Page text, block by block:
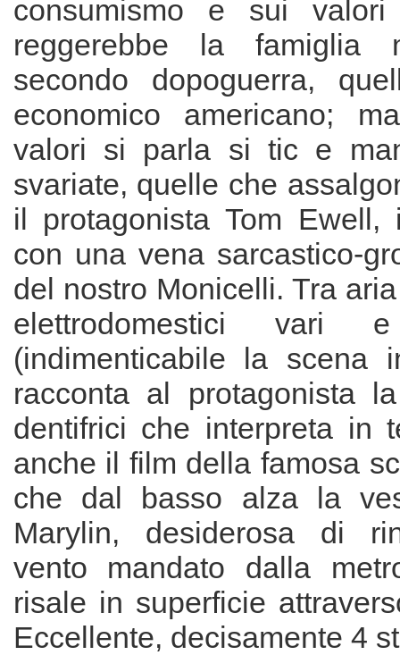
consumismo e sui
reggerebbe la famiglia
secondo dopoguerra,
economico americano;
valori si parla si tic e
svariate, quelle che
il protagonista Tom Ewell,
con una vena sarcastico-
del nostro Monicelli. Tra
elettrodomestici vari
(indimenticabile la scena
racconta al protagonista
dentifrici che interpreta in
anche il film della famosa
che dal basso alza la
Marylin, desiderosa di
vento mandato dalla
risale in superficie
Eccellente, decisamente 4